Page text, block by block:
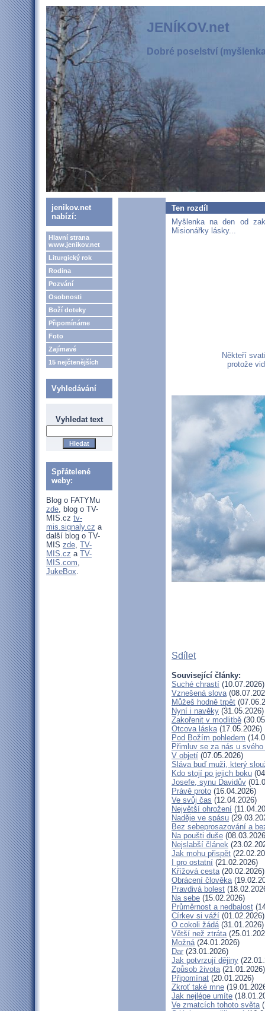
JENÍKOV.net
Dobré poselství
jenikov.net
nabízí:
Hlavní strana
www.jenikov.net
Liturgický rok
Rodina
Pozvání
Osobnosti
Boží doteky
Připomínáme
Foto
Zajímavé
15 nejčtenějších
Vyhledávání
Vyhledat text
Spřátelené
weby:
Blog o FATYMu
zde, blog o TV-
MIS.cz tv-
mis.signaly.cz a
další blog o TV-
MIS zde, TV-
MIS.cz a TV-
MIS.com,
JukeBox.
Ten rozdíl
Myšlenka na den od
Misionářky lásky...
Někteří
protože
Sdílet
Související články:
Suché chrastí (10.07.2026)
Vznešená slova
Můžeš hodně trpět
Nyní i navěky (31.05.2026)
Zakořenit v modlitbě
Otcova láska(17.05.2026)
Pod Božím pohledem
Přimluv se za nás u
V objetí (07.05.2026)
Sláva buď muži, který
Kdo stojí po jejich boku
Josefe, synu Davidův
Právě proto (16.04.2026)
Ve svůj čas (12.04.2026)
Největší ohrožení
Naděje ve spásu
Bez sebeprosazování a
Na poušti duše
Nejslabší článek
Jak mohu přispět
I pro ostatní (21.02.2026)
Křížová cesta(20.02.2026)
Obrácení člověka
Pravdivá bolest
Na sebe (15.02.2026)
Průměrnost a nedbalost
Církev si váží (01.02.2026)
O cokoli žádá(31.01.2026)
Větší než ztráta
Možná(24.01.2026)
Dar (23.01.2026)
Jak potvrzují dějiny
Způsob života(21.01.2026)
Připomínat (20.01.2026)
Zkroť také mne
Jak nejlépe umíte
Ve zmatcích tohoto světa